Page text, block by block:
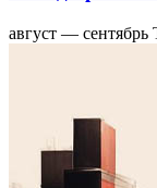
август — сентябрь